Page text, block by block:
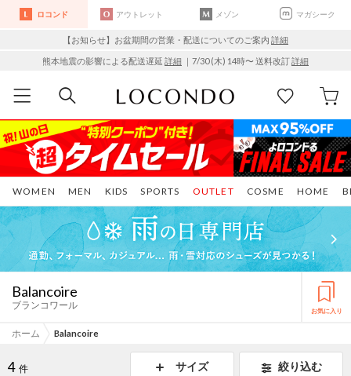
ロコンド アウトレット メゾン マガシーク
【お知らせ】お盆期間の営業・配送についてのご案内 詳細
熊本地震の影響による配送遅延 詳細 ｜7/30 (木) 14時〜 送料改訂詳細
WOMEN MEN KIDS SPORTS COSME HOME
OUTLET
Balancoire
ブランコワール お気に入り
ホーム Balancoire
4 件 サイズ 絞り込む